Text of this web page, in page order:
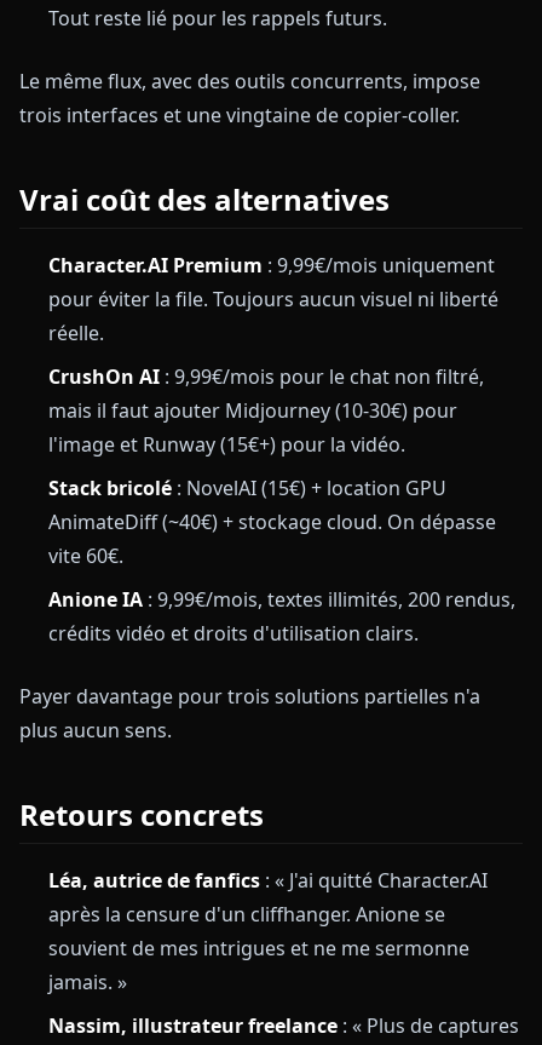
Tout reste lié pour les rappels futurs.
Le même flux, avec des outils concurrents, impose
trois interfaces et une vingtaine de copier-coller.
Vrai coût des alternatives
Character.AI Premium : 9,99€/mois uniquement
pour éviter la file. Toujours aucun visuel ni liberté
réelle.
CrushOn AI : 9,99€/mois pour le chat non filtré,
mais il faut ajouter Midjourney (10-30€) pour
l'image et Runway (15€+) pour la vidéo.
Stack bricolé : NovelAI (15€) + location GPU
AnimateDiff (~40€) + stockage cloud. On dépasse
vite 60€.
Anione IA : 9,99€/mois, textes illimités, 200 rendus,
crédits vidéo et droits d'utilisation clairs.
Payer davantage pour trois solutions partielles n'a
plus aucun sens.
Retours concrets
Léa, autrice de fanfics : « J'ai quitté Character.AI
après la censure d'un cliffhanger. Anione se
souvient de mes intrigues et ne me sermonne
jamais. »
Nassim, illustrateur freelance : « Plus de captures